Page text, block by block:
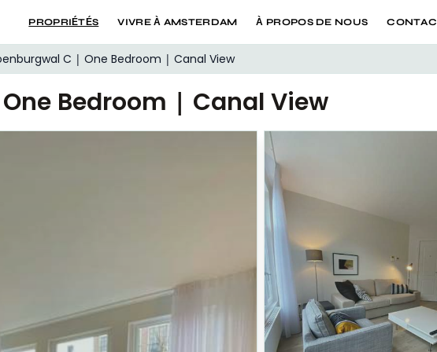
PROPRIÉTÉS VIVRE À AMSTERDAM À PROPOS DE NOUS
C | One Bedroom | Canal View
Bedroom | Canal View